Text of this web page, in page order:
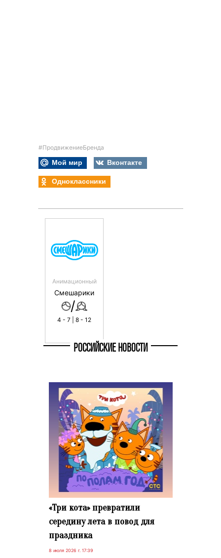
#ПродвижениеБренда
Мой мир
Вконтакте
Одноклассники
Анимационный
Смешарики
/
4 - 7 | 8 - 12
РОССИЙСКИЕ НОВОСТИ
«Три кота» превратили
середину лета в повод для
праздника
8 июля 2026 г. 17:39